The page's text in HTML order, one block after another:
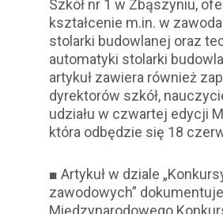
Szkół nr 1 w Zbąszyniu,
kształcenie m.in. w
stolarki budowlanej oraz
automatyki stolarki
artykuł zawiera również
dyrektorów szkół,
udziału w czwartej edycji
która odbędzie się 18
■ Artykuł w dziale
zawodowych”
Międzynarodowego